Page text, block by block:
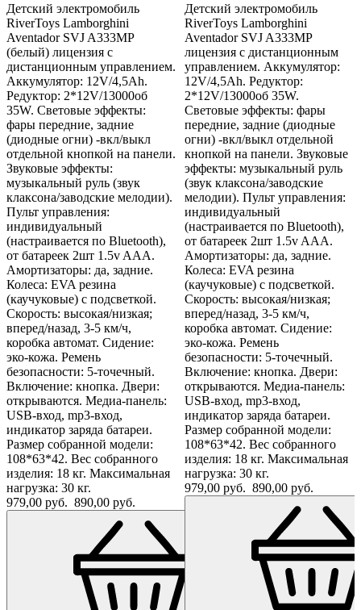
Детский электромобиль
RiverToys Lamborghini
Aventador SVJ A333MP
(белый) лицензия с
дистанционным управлением.
Аккумулятор: 12V/4,5Ah.
Редуктор: 2*12V/13000об
35W. Световые эффекты:
фары передние, задние
(диодные огни) -вкл/выкл
отдельной кнопкой на панели.
Звуковые эффекты:
музыкальный руль (звук
клаксона/заводские мелодии).
Пульт управления:
индивидуальный
(настраивается по Bluetooth),
от батареек 2шт 1.5v AAA.
Амортизаторы: да, задние.
Колеса: EVA резина
(каучуковые) с подсветкой.
Скорость: высокая/низкая;
вперед/назад, 3-5 км/ч,
коробка автомат. Сидение:
эко-кожа. Ремень
безопасности: 5-точечный.
Включение: кнопка. Двери:
открываются. Медиа-панель:
USB-вход, mp3-вход,
индикатор заряда батареи.
Размер собранной модели:
108*63*42. Вес собранного
изделия: 18 кг. Максимальная
нагрузка: 30 кг.
979,00 руб. 890,00 руб.
Детский электромобиль
RiverToys Lamborghini
Aventador SVJ A333MP
лицензия с дистанционным
управлением. Аккумулятор:
12V/4,5Ah. Редуктор:
2*12V/13000об 35W.
Световые эффекты: фары
передние, задние (диодные
огни) -вкл/выкл отдельной
кнопкой на панели. Звуковые
эффекты: музыкальный руль
(звук клаксона/заводские
мелодии). Пульт управления:
индивидуальный
(настраивается по Bluetooth),
от батареек 2шт 1.5v AAA.
Амортизаторы: да, задние.
Колеса: EVA резина
(каучуковые) с подсветкой.
Скорость: высокая/низкая;
вперед/назад, 3-5 км/ч,
коробка автомат. Сидение:
эко-кожа. Ремень
безопасности: 5-точечный.
Включение: кнопка. Двери:
открываются. Медиа-панель:
USB-вход, mp3-вход,
индикатор заряда батареи.
Размер собранной модели:
108*63*42. Вес собранного
изделия: 18 кг. Максимальная
нагрузка: 30 кг.
979,00 руб. 890,00 руб.